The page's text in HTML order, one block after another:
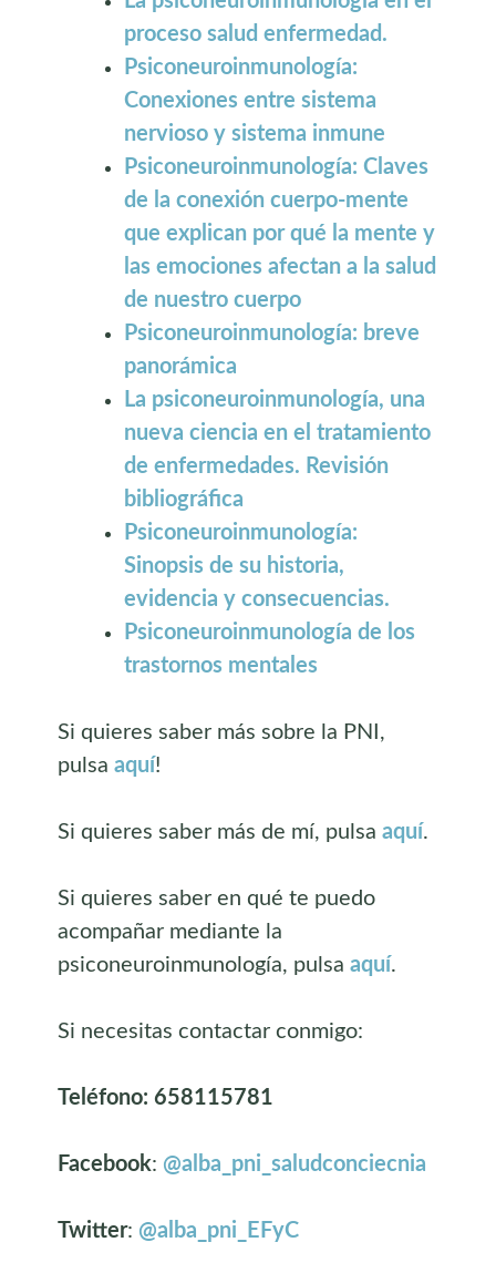
proceso salud enfermedad.
Psiconeuroinmunología:
Conexiones entre sistema
nervioso y sistema inmune
Psiconeuroinmunología: Claves
de la conexión cuerpo-mente
que explican por qué la mente y
las emociones afectan a la salud
de nuestro cuerpo
Psiconeuroinmunología: breve
panorámica
La psiconeuroinmunología, una
nueva ciencia en el tratamiento
de enfermedades. Revisión
bibliográfica
Psiconeuroinmunología:
Sinopsis de su historia,
evidencia y consecuencias.
Psiconeuroinmunología de los
trastornos mentales
Si quieres saber más sobre la PNI,
pulsaaquí!
Si quieres saber más de mí, pulsaaquí.
Si quieres saber en qué te puedo
acompañar mediante la
psiconeuroinmunología, pulsaaquí.
Si necesitas contactar conmigo:
Teléfono: 658115781
Facebook: @alba_pni_saludconciecnia
Twitter: @alba_pni_EFyC